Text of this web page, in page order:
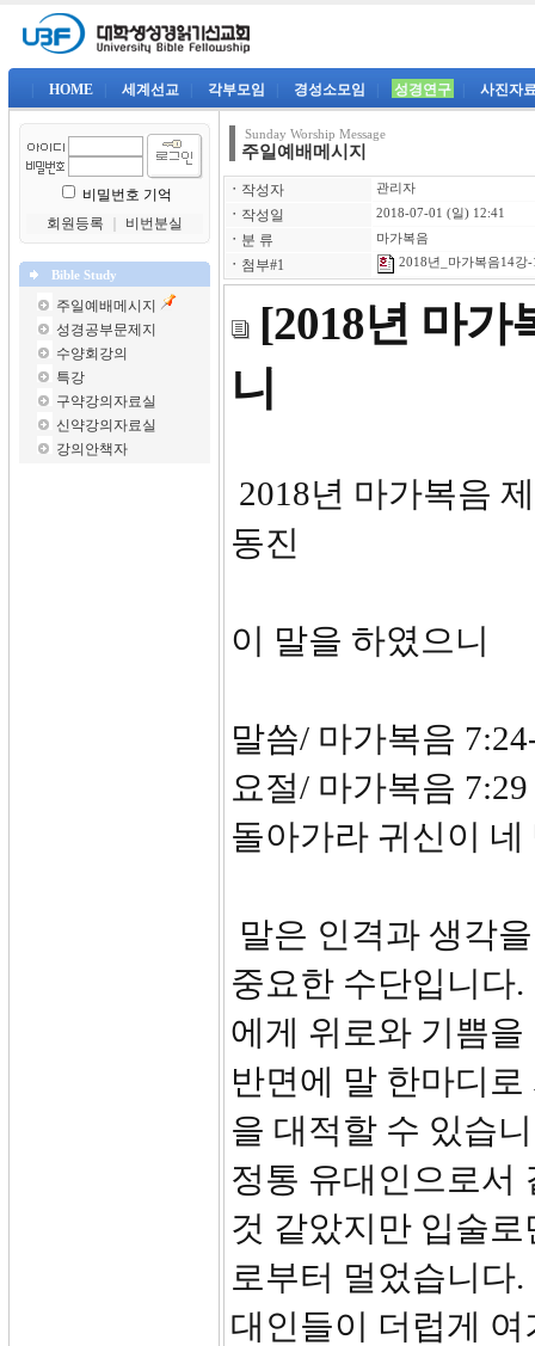
HOME 세계선교 각부모임 경성소모임 성경연구 사진자
비밀번호 기억
회원등록
비번분실
Bible Study
주일예배메시지
성경공부문제지
수양회강의
특강
구약강의자료실
신약강의자료실
강의안책자
Sunday Worship Message
주일예배메시지
ㆍ 작성자 관리자
ㆍ 작성일 2018-07-01 (일) 12:41
ㆍ 분 류 마가복음
ㆍ 첨부#1 2018년_마가복음14강
[2018년 마가
니
2018년
동진
이 말을 하였으니
말씀/ 마가복음
요절/ 마가복음
돌아가라 귀신이
말은 인격과 생각
중요한 수단입니다
에게 위로와 기쁨
반면에 말 한마디
을 대적할 수 있습
정통 유대인으로서
것 같았지만 입술
로부터 멀었습니다
대인들이 더럽게